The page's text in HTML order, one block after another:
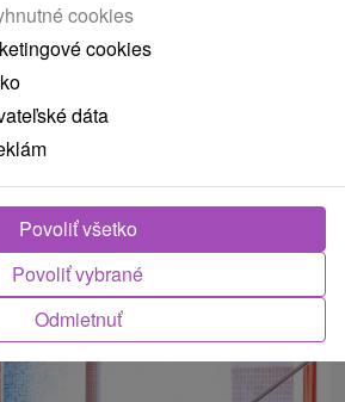
v obľúbenom aquaparku
Fľaša minerálky, 10 % zľava
leta animačný program.
cookies
cookies
dáta
Odmietnuť
Povoliť vybrané
Povoliť všetko